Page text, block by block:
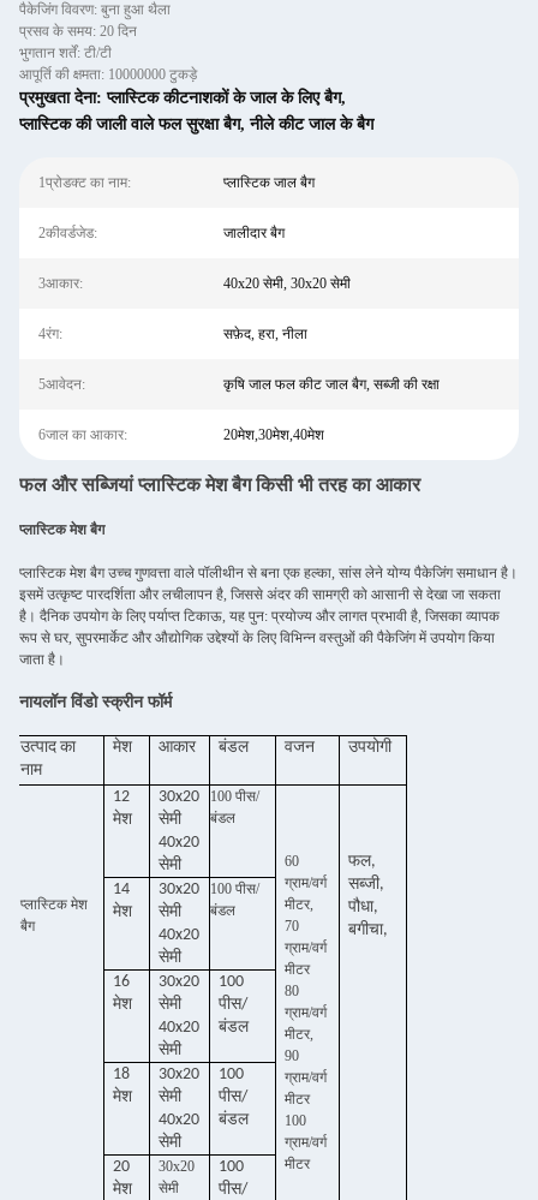
पैकेजिंग विवरण: बुना हुआ थैला
प्रसव के समय: 20 दिन
भुगतान शर्तें: टी/टी
आपूर्ति की क्षमता: 10000000 टुकड़े
प्रमुखता देना:प्लास्टिक कीटनाशकों के जाल के लिए बैग,
प्लास्टिक की जाली वाले फल सुरक्षा बैग,नीले कीट जाल के बैग
1प्रोडक्ट का नाम: प्लास्टिक जाल बैग
2कीवर्डजेड: जालीदार बैग
3आकार: 40x20 सेमी, 30x20 सेमी
4रंग: सफ़ेद, हरा, नीला
5आवेदन: कृषि जाल फल कीट जाल बैग, सब्जी की रक्षा
6जाल का आकार: 20मेश,30मेश,40मेश
फल और सब्जियां प्लास्टिक मेश बैग किसी भी तरह का आकार
प्लास्टिक मेश बैग
प्लास्टिक मेश बैग उच्च गुणवत्ता वाले पॉलीथीन से बना एक हल्का, सांस लेने योग्य पैकेजिंग समाधान है।
इसमें उत्कृष्ट पारदर्शिता और लचीलापन है, जिससे अंदर की सामग्री को आसानी से देखा जा सकता
है। दैनिक उपयोग के लिए पर्याप्त टिकाऊ, यह पुन: प्रयोज्य और लागत प्रभावी है, जिसका व्यापक
रूप से घर, सुपरमार्केट और औद्योगिक उद्देश्यों के लिए विभिन्न वस्तुओं की पैकेजिंग में उपयोग किया
जाता है।
नायलॉन विंडो स्क्रीन फॉर्म
उत्पाद का
नाम
मेश आकार बंडल वजन उपयोगी
प्लास्टिक मेश
बैग
12
मेश
30x20
सेमी
40x20
सेमी
100 पीस/
बंडल
60
ग्राम/वर्ग
मीटर,
70
ग्राम/वर्ग
मीटर
80
ग्राम/वर्ग
मीटर,
90
ग्राम/वर्ग
मीटर
100
ग्राम/वर्ग
मीटर
फल,
सब्जी,
पौधा,
बगीचा,
14
मेश
30x20
सेमी
40x20
सेमी
100 पीस/
बंडल
16
मेश
30x20
सेमी
40x20
सेमी
100
पीस/
बंडल
18
मेश
30x20
सेमी
40x20
सेमी
100
पीस/
बंडल
20
मेश
30x20
सेमी
100
पीस/